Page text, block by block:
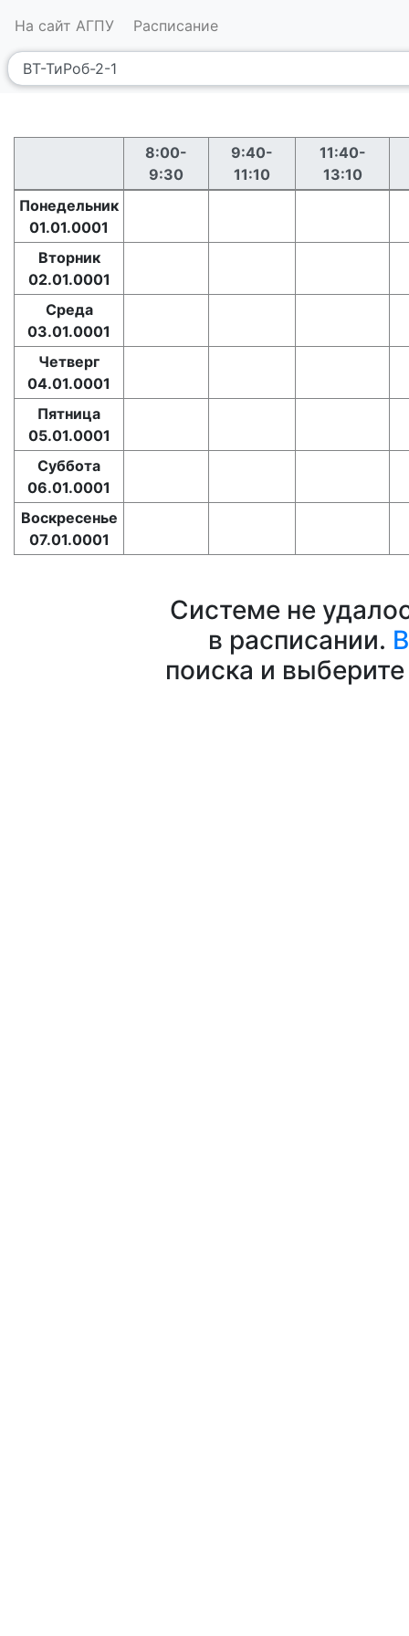
На сайт АГПУ Расписание
8:00-
9:30
9:40-
11:10
11:40-
13:10
Понедельник
01.01.0001
Вторник
02.01.0001
Среда
03.01.0001
Четверг
04.01.0001
Пятница
05.01.0001
Суббота
06.01.0001
Воскресенье
07.01.0001
Системе не
в расписании.
поиска и